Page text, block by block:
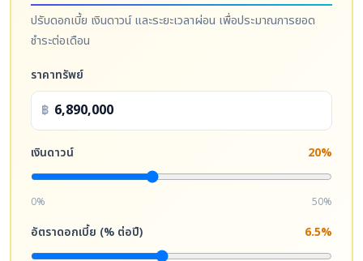
ปรับดอกเบี้ย เงินดาวน์ และระยะเวลาผ่อน เพื่อประมาณการยอด
ชำระต่อเดือน
ราคาทรัพย์
฿
เงินดาวน์ 20%
0% 50%
อัตราดอกเบี้ย (% ต่อปี) 6.5%